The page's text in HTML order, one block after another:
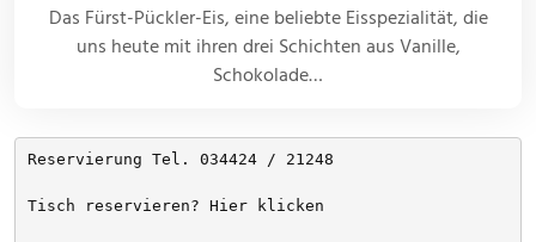
Das Fürst-Pückler-Eis, eine beliebte Eisspezialität, die
uns heute mit ihren drei Schichten aus Vanille,
Schokolade…
Reservierung Tel. 034424 / 21248
Tisch reservieren? Hier klicken